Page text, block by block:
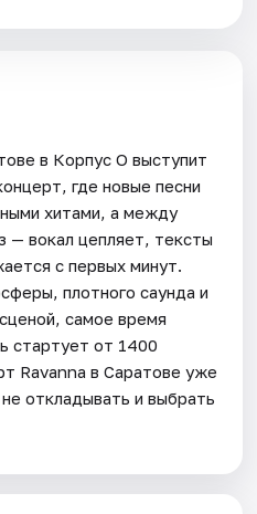
в Корпус О выступит
где новые песни
хитами, а между
— вокал цепляет, тексты
с первых минут.
плотного саунда и
самое время
стартует от 1400
Ravanna в Саратове уже
откладывать и выбрать